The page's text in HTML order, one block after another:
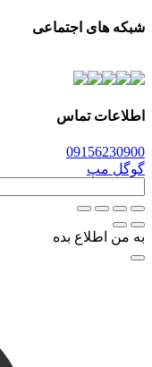
شبکه های اجتماعی
اطلاعات تماس
09156230900
گوگل مپ
به من اطلاع بده